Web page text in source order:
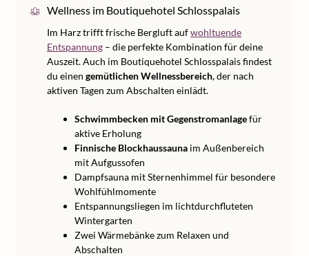
Wellness im Boutiquehotel Schlosspalais
Im Harz trifft frische Bergluft aufwohltuende
Entspannung – die perfekte Kombination für deine
Auszeit. Auch im Boutiquehotel Schlosspalais findest
du einen gemütlichen Wellnessbereich, der nach
aktiven Tagen zum Abschalten einlädt.
Schwimmbecken mit Gegenstromanlagefür
aktive Erholung
Finnische Blockhaussauna im Außenbereich
mit Aufgussofen
Dampfsauna mit Sternenhimmel für besondere
Wohlfühlmomente
Entspannungsliegen im lichtdurchfluteten
Wintergarten
Zwei Wärmebänke zum Relaxen und
Abschalten